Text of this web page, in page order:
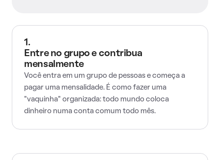
1.
Entre no grupo e contribua
mensalmente
Você entra em um grupo de pessoas e começa a
pagar uma mensalidade. É como fazer uma
"vaquinha" organizada: todo mundo coloca
dinheiro numa conta comum todo mês.